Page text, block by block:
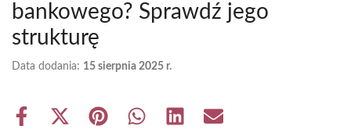
bankowego? Sprawdź jego
strukturę
Data dodania: 15 sierpnia 2025 r.
Share
Share Share Share Share Share